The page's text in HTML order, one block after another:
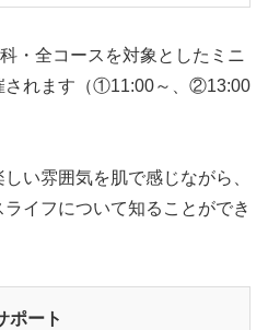
・全コースを対象としたミニ
されます（①11:00～、②13:00
い雰囲気を肌で感じながら、
イフについて知ることができ
ポート